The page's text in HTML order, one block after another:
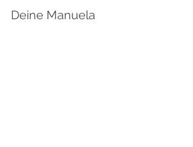
Deine Manuela